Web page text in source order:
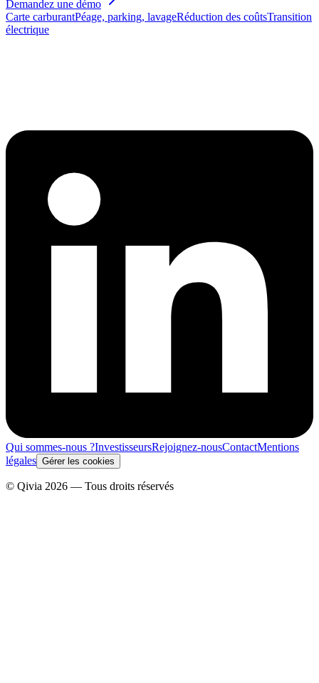
Demandez une démo
Carte carburantPéage, parking, lavageRéduction des coûtsTransition
électrique
Qui sommes-nous ?InvestisseursRejoignez-nousContactMentions
légales Gérer les cookies
© Qivia 2026 — Tous droits réservés